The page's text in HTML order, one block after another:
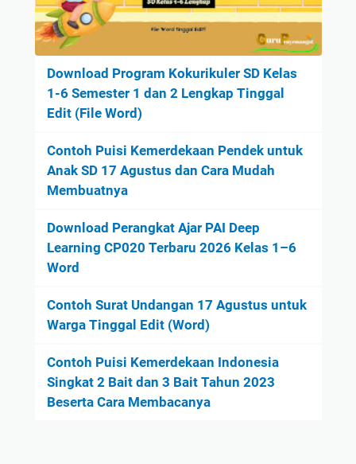
Download Program Kokurikuler SD Kelas
1-6 Semester 1 dan 2 Lengkap Tinggal
Edit (File Word)
Contoh Puisi Kemerdekaan Pendek untuk
Anak SD 17 Agustus dan Cara Mudah
Membuatnya
Download Perangkat Ajar PAI Deep
Learning CP020 Terbaru 2026 Kelas 1–6
Word
Contoh Surat Undangan 17 Agustus untuk
Warga Tinggal Edit (Word)
Contoh Puisi Kemerdekaan Indonesia
Singkat 2 Bait dan 3 Bait Tahun 2023
Beserta Cara Membacanya